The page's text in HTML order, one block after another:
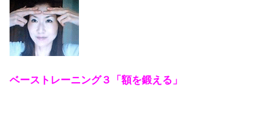
ベーストレーニング３「額を鍛える」